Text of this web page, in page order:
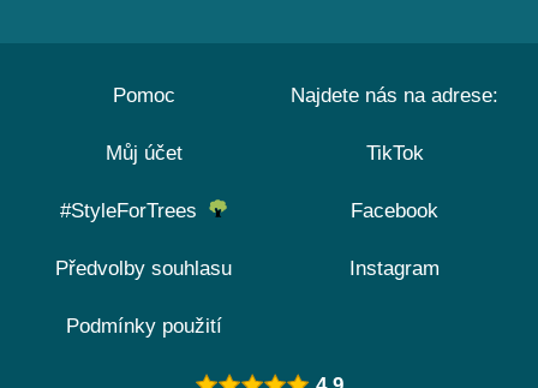
Pomoc
Můj účet
#StyleForTrees
Předvolby souhlasu
Podmínky použití
Najdete nás na adrese:
TikTok
Facebook
Instagram